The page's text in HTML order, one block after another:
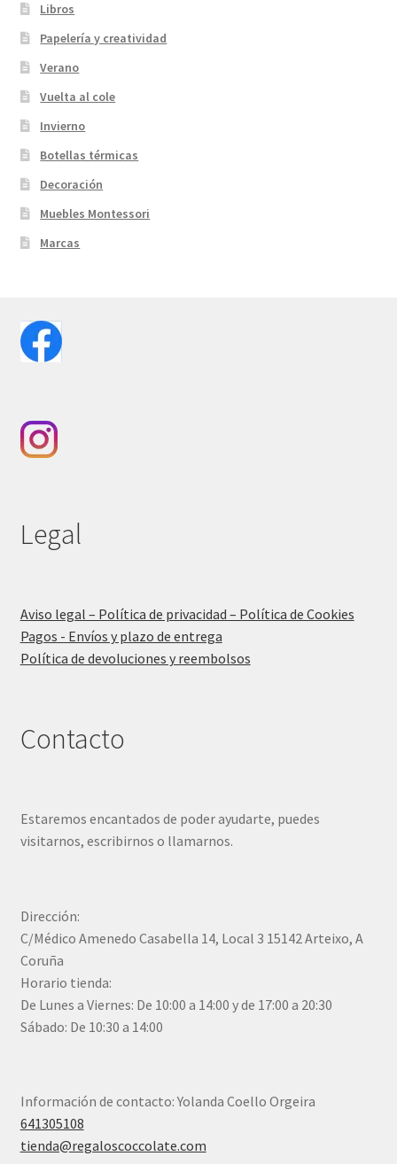
Libros
Papelería y creatividad
Verano
Vuelta al cole
Invierno
Botellas térmicas
Decoración
Muebles Montessori
Marcas
Legal
Aviso legal – Política de privacidad – Política de Cookies
Pagos - Envíos y plazo de entrega
Política de devoluciones y reembolsos
Contacto
Estaremos encantados de poder ayudarte, puedes
visitarnos, escribirnos o llamarnos.
Dirección:
C/Médico Amenedo Casabella 14, Local 3 15142 Arteixo, A
Coruña
Horario tienda:
De Lunes a Viernes: De 10:00 a 14:00 y de 17:00 a 20:30
Sábado: De 10:30 a 14:00
Información de contacto: Yolanda Coello Orgeira
641305108
tienda@regaloscoccolate.com